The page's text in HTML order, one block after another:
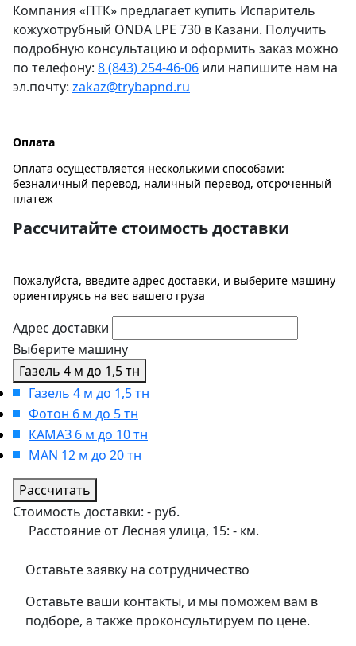
Компания «ПТК» предлагает купить Испаритель
кожухотрубный ONDA LPE 730 в Казани. Получить
подробную консультацию и оформить заказ можно
по телефону: 8 (843) 254-46-06 или напишите нам на
эл.почту: zakaz@trybapnd.ru
Оплата
Оплата осуществляется несколькими способами:
безналичный перевод, наличный перевод, отсроченный
платеж
Рассчитайте стоимость доставки
Пожалуйста, введите адрес доставки, и выберите машину
ориентируясь на вес вашего груза
Адрес доставки
Выберите машину
Газель 4 м до 1,5 тн
Газель 4 м до 1,5 тн
Фотон 6 м до 5 тн
КАМАЗ 6 м до 10 тн
MAN 12 м до 20 тн
Рассчитать
Стоимость доставки: - руб.
Расстояние от Лесная улица, 15: - км.
Оставьте заявку на сотрудничество
Оставьте ваши контакты, и мы поможем вам в
подборе, а также проконсультируем по цене.